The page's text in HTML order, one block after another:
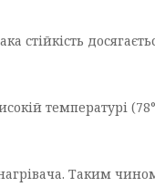
стійкість
температурі
Таким